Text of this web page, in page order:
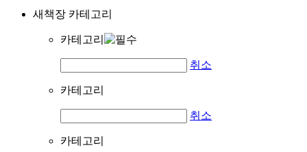
새책장 카테고리
카테고리
취소
카테고리
취소
카테고리